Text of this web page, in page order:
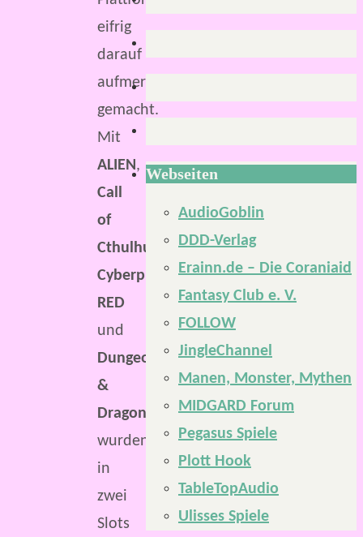
eifrig
darauf
aufmerksam
gemacht.
Mit
ALIEN,
Call
of
Cthulhu
Cyberpunk
RED
und
Dungeons
&
Dragons
wurden
in
zwei
Slots
Webseiten
AudioGoblin
DDD-Verlag
Erainn.de – Die Coraniaid
Fantasy Club e. V.
FOLLOW
JingleChannel
Manen, Monster, Mythen
MIDGARD Forum
Pegasus Spiele
Plott Hook
TableTopAudio
Ulisses Spiele